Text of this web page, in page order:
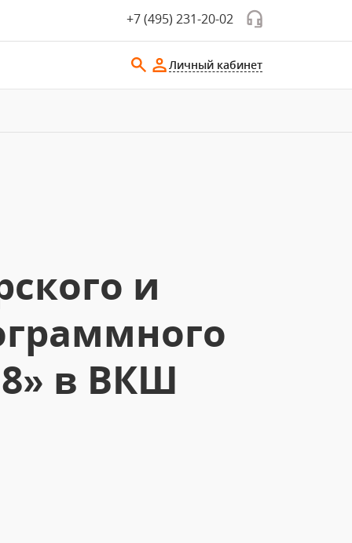
+7 (495) 231-20-02
Личный кабинет
и
8» в ВКШ